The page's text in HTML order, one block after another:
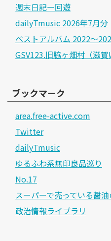
週末日記ー回遊
dailyTmusic 2026年7月分
ベストアルバム 2022～
GSV123.旧脇ヶ畑村（滋賀
ブックマーク
area.free-active.com
Twitter
dailyTmusic
ゆるふわ系無印良品巡り
No.17
スーパーで売っている醤
政治情報ライブラリ